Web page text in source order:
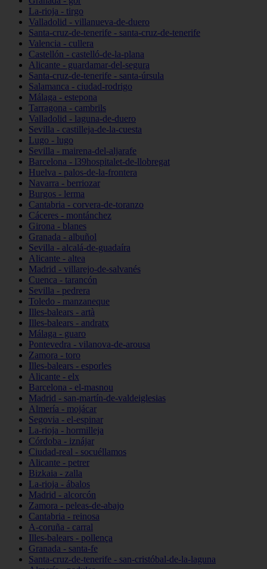
La-rioja - tirgo
Valladolid - villanueva-de-duero
Santa-cruz-de-tenerife - santa-cruz-de-tenerife
Valencia - cullera
Castellón - castelló-de-la-plana
Alicante - guardamar-del-segura
Santa-cruz-de-tenerife - santa-úrsula
Salamanca - ciudad-rodrigo
Málaga - estepona
Tarragona - cambrils
Valladolid - laguna-de-duero
Sevilla - castilleja-de-la-cuesta
Lugo - lugo
Sevilla - mairena-del-aljarafe
Barcelona - l39hospitalet-de-llobregat
Huelva - palos-de-la-frontera
Navarra - berriozar
Burgos - lerma
Cantabria - corvera-de-toranzo
Cáceres - montánchez
Girona - blanes
Granada - albuñol
Sevilla - alcalá-de-guadaíra
Alicante - altea
Madrid - villarejo-de-salvanés
Cuenca - tarancón
Sevilla - pedrera
Toledo - manzaneque
Illes-balears - artà
Illes-balears - andratx
Málaga - guaro
Pontevedra - vilanova-de-arousa
Zamora - toro
Illes-balears - esporles
Alicante - elx
Barcelona - el-masnou
Madrid - san-martín-de-valdeiglesias
Almería - mojácar
Segovia - el-espinar
La-rioja - hormilleja
Córdoba - iznájar
Ciudad-real - socuéllamos
Alicante - petrer
Bizkaia - zalla
La-rioja - ábalos
Madrid - alcorcón
Zamora - peleas-de-abajo
Cantabria - reinosa
A-coruña - carral
Illes-balears - pollença
Granada - santa-fe
Santa-cruz-de-tenerife - san-cristóbal-de-la-laguna